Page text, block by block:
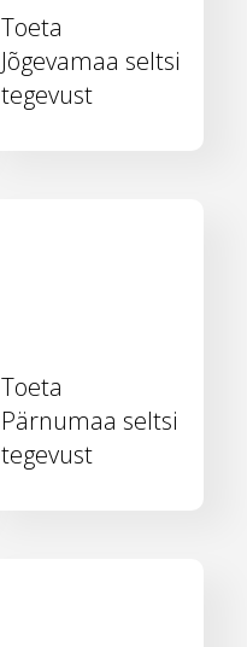
Toeta
Jõgevamaa seltsi
tegevust
Toeta
Pärnumaa seltsi
tegevust